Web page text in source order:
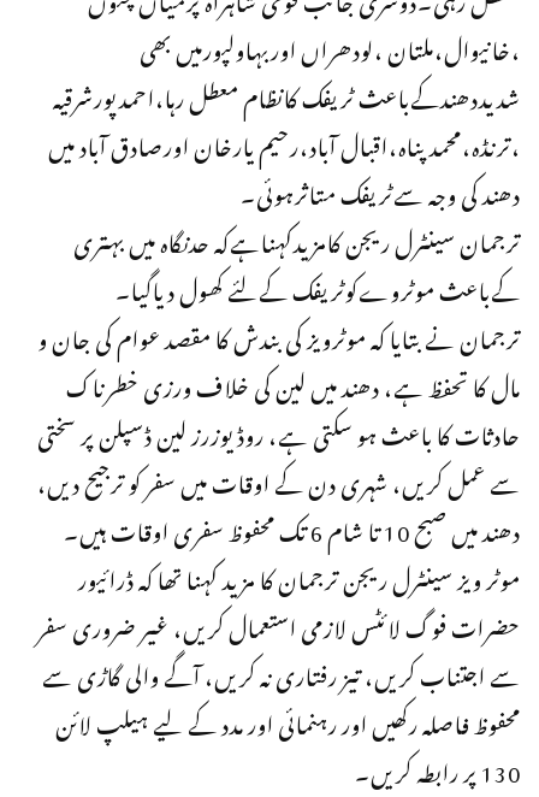
،خانیوال،ملتان ،لودھراں اوربہاولپورمیں بھی
شدیددھندکےباعث ٹریفک کانظام معطل رہا،احمدپورشرقیہ
،ترنڈہ،محمدپناہ،اقبال آباد،رحیم یارخان اورصادق آباد میں
دھند کی وجہ سےٹریفک متاثرہوئی۔
ترجمان سینٹرل ریجن کامزیدکہناہےکہ حدنگاہ میں بہتری
کےباعث موٹروےکوٹریفک کےلئے کھول دیاگیا۔
ترجمان نے بتایا کہ موٹرویز کی بندش کا مقصد عوام کی جان و
مال کا تحفظ ہے، دھند میں لین کی خلاف ورزی خطرناک
حادثات کا باعث ہو سکتی ہے، روڈ یوزرز لین ڈسپلن پر سختی
سے عمل کریں، شہری دن کے اوقات میں سفر کو ترجیح دیں،
دھند میں صبح 10 تا شام 6 تک محفوظ سفری اوقات ہیں۔
موٹر ویز سینٹرل ریجن ترجمان کا مزید کہنا تھا کہ ڈرائیور
حضرات فوگ لائٹس لازمی استعمال کریں، غیر ضروری سفر
سے اجتناب کریں، تیز رفتاری نہ کریں، آگے والی گاڑی سے
محفوظ فاصلہ رکھیں اور رہنمائی اور مدد کے لیے ہیلپ لائن
130 پر رابطہ کریں۔